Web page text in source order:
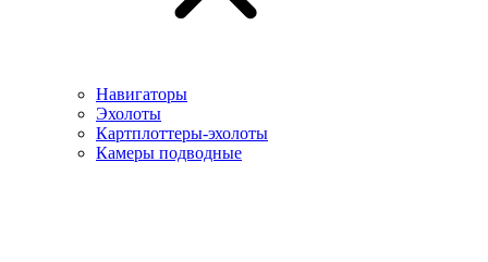
Навигаторы
Эхолоты
Картплоттеры-эхолоты
Камеры подводные